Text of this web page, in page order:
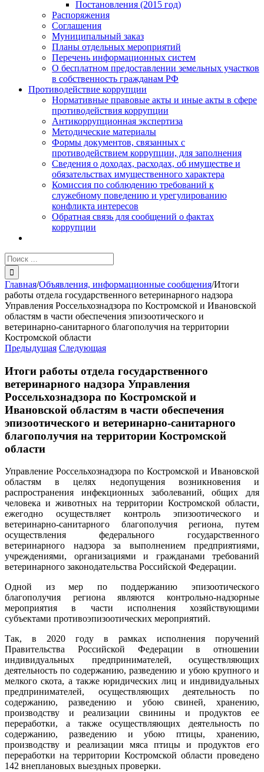
Постановления (2015 год)
Распоряжения
Соглашения
Муниципальный заказ
Планы отдельных мероприятий
Перечень информационных систем
О бесплатном предоставлении земельных участков
в собственность гражданам РФ
Противодействие коррупции
Нормативные правовые акты и иные акты в сфере
противодействия коррупции
Антикоррупционная экспертиза
Методические материалы
Формы документов, связанных с
противодействием коррупции, для заполнения
Сведения о доходах, расходах, об имуществе и
обязательствах имущественного характера
Комиссия по соблюдению требований к
служебному поведению и урегулированию
конфликта интересов
Обратная связь для сообщений о фактах
коррупции
Результат
поиска:
Главная/Объявления, информационные сообщения/Итоги
работы отдела государственного ветеринарного надзора
Управления Россельхознадзора по Костромской и Ивановской
областям в части обеспечения эпизоотического и
ветеринарно-санитарного благополучия на территории
Костромской области
Предыдущая Следующая
Итоги работы отдела государственного
ветеринарного надзора Управления
Россельхознадзора по Костромской и
Ивановской областям в части обеспечения
эпизоотического и ветеринарно-санитарного
благополучия на территории Костромской
области
Управление Россельхознадзора по Костромской и Ивановской
областям в целях недопущения возникновения и
распространения инфекционных заболеваний, общих для
человека и животных на территории Костромской области,
ежегодно осуществляет контроль эпизоотического и
ветеринарно-санитарного благополучия региона, путем
осуществления федерального государственного
ветеринарного надзора за выполнением предприятиями,
учреждениями, организациями и гражданами требований
ветеринарного законодательства Российской Федерации.
Одной из мер по поддержанию эпизоотического
благополучия региона являются контрольно-надзорные
мероприятия в части исполнения хозяйствующими
субъектами противоэпизоотических мероприятий.
Так, в 2020 году в рамках исполнения поручений
Правительства Российской Федерации в отношении
индивидуальных предпринимателей, осуществляющих
деятельность по содержанию, разведению и убою крупного и
мелкого скота, а также юридических лиц и индивидуальных
предпринимателей, осуществляющих деятельность по
содержанию, разведению и убою свиней, хранению,
производству и реализации свинины и продуктов ее
переработки, а также осуществляющих деятельность по
содержанию, разведению и убою птицы, хранению,
производству и реализации мяса птицы и продуктов его
переработки на территории Костромской области проведено
142 внеплановых выездных проверки.